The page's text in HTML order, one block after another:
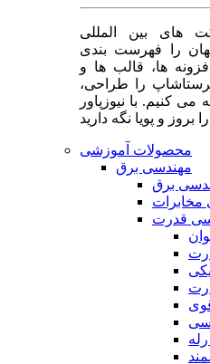
های بین المللی
را فهرست بندی
ها، قالب ها و
را طراحی،
کنیم. با نیوزپاور
محصولات آموزشی
مهندسی برق
برق
مخابرات
قدرت